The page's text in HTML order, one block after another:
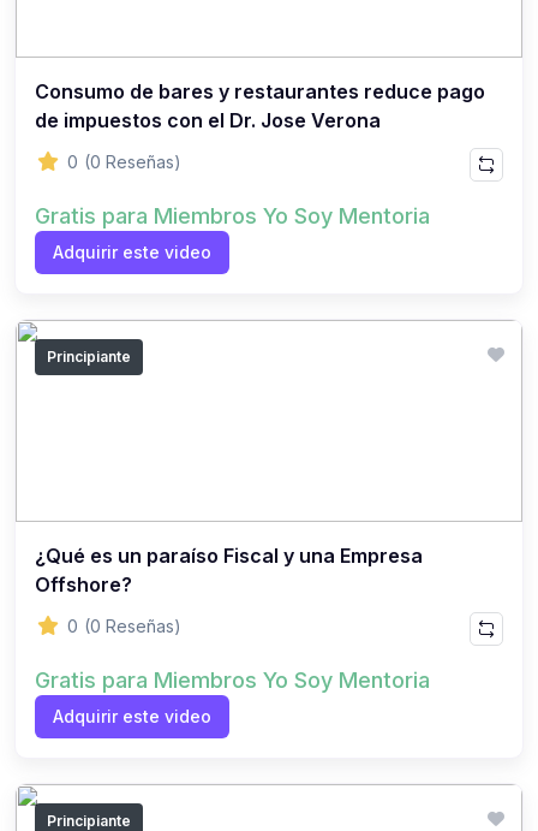
Consumo de bares y restaurantes reduce pago
de impuestos con el Dr. Jose Verona
0 (0 Reseñas)
Gratis para Miembros Yo Soy Mentoria
Adquirir este video
Principiante
¿Qué es un paraíso Fiscal y una Empresa
Offshore?
0 (0 Reseñas)
Gratis para Miembros Yo Soy Mentoria
Adquirir este video
Principiante